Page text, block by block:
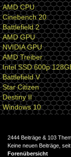
AMD CPU
Cinebench 20
Battlefield 2
AMD GPU
NVIDIA GPU
AMD Treiber
Intel SSD 600p
Battlefield V
Star Citizen
Destiny II
Windows 10
2444 Beiträge & 103
Keine neuen Beiträge,
Forenübersicht